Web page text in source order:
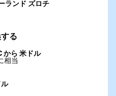
ランド ズロチ
る
ら 米ドル
相当